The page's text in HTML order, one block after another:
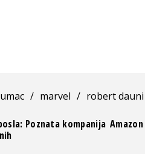
/ marvel / robert
Poznata kompanija